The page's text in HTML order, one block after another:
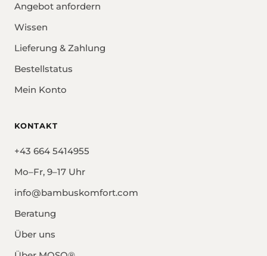
Angebot anfordern
Wissen
Lieferung & Zahlung
Bestellstatus
Mein Konto
KONTAKT
+43 664 5414955
Mo–Fr, 9–17 Uhr
info@bambuskomfort.com
Beratung
Über uns